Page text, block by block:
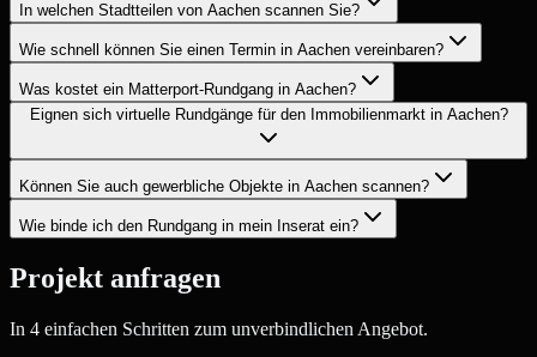
In welchen Stadtteilen von Aachen scannen Sie?
Wie schnell können Sie einen Termin in Aachen vereinbaren?
Was kostet ein Matterport-Rundgang in Aachen?
Eignen sich virtuelle Rundgänge für den Immobilienmarkt in Aachen?
Können Sie auch gewerbliche Objekte in Aachen scannen?
Wie binde ich den Rundgang in mein Inserat ein?
Projekt anfragen
In 4 einfachen Schritten zum unverbindlichen Angebot.